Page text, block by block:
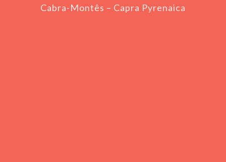
Cabra-Montês – Capra Pyrenaica